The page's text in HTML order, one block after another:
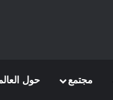
مجتمع حول